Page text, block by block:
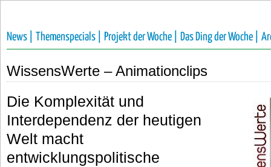
News | Themenspecials | Projekt der Woche | Das Ding der Woche |
WissensWerte – Animationclips
Die Komplexität und
Interdependenz der heutigen
Welt macht
entwicklungspolitische